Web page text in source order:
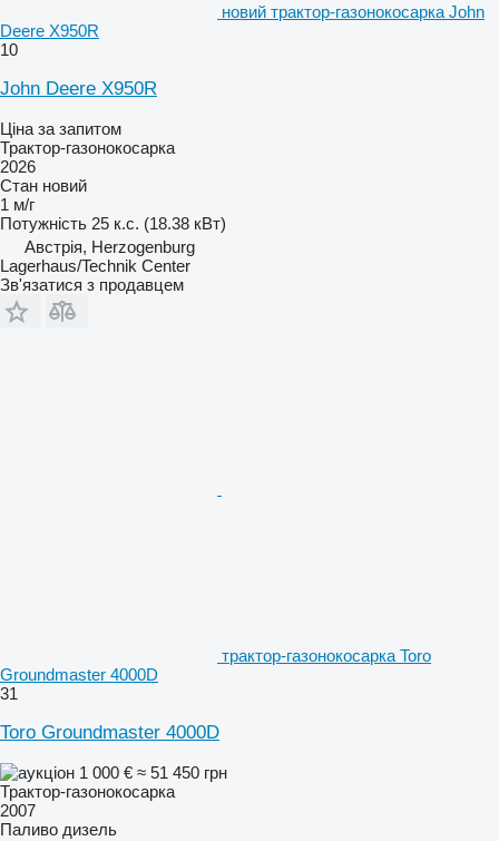
новий трактор-газонокосарка John
Deere X950R
10
John Deere X950R
Ціна за запитом
Трактор-газонокосарка
2026
Стан новий
1 м/г
Потужність 25 к.с. (18.38 кВт)
Австрія, Herzogenburg
Lagerhaus/Technik Center
Зв'язатися з продавцем
трактор-газонокосарка Toro
Groundmaster 4000D
31
Toro Groundmaster 4000D
1 000 € ≈ 51 450 грн
Трактор-газонокосарка
2007
Паливо дизель